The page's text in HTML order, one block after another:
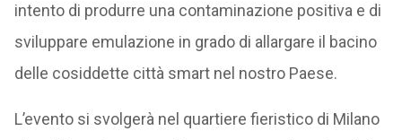
intento di produrre una contaminazione positiva e di
sviluppare emulazione in grado di allargare il bacino
delle cosiddette città smart nel nostro Paese.
L’evento si svolgerà nel quartiere fieristico di Milano